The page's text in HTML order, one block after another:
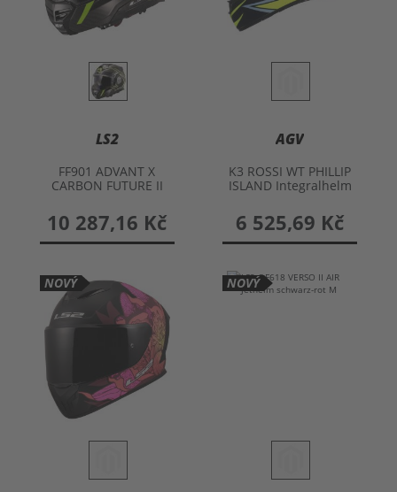
LS2
FF901 ADVANT X
CARBON FUTURE II
10 287,16 Kč
AGV
K3 ROSSI WT PHILLIP
ISLAND Integralhelm
6 525,69 Kč
NOVÝ NOVÝ